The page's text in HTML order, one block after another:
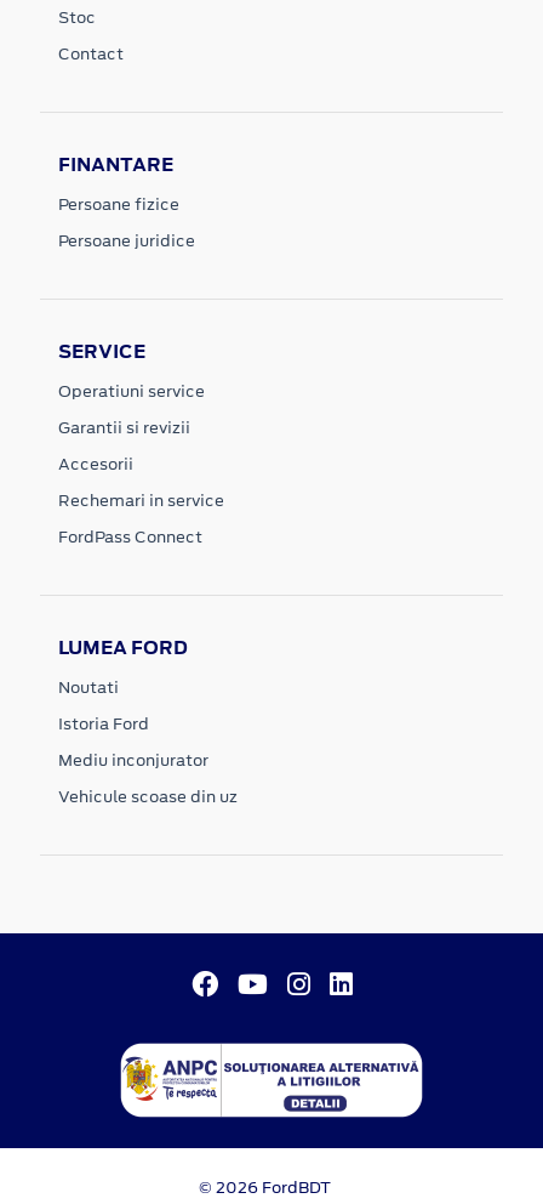
Stoc
Contact
FINANTARE
Persoane fizice
Persoane juridice
SERVICE
Operatiuni service
Garantii si revizii
Accesorii
Rechemari in service
FordPass Connect
LUMEA FORD
Noutati
Istoria Ford
Mediu inconjurator
Vehicule scoase din uz
© 2026 FordBDT